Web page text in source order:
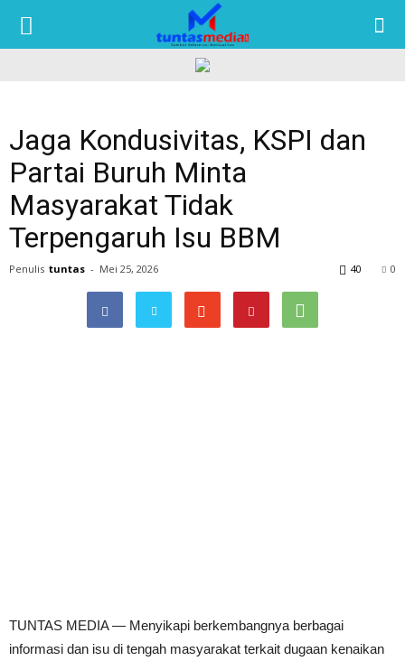
Jaga Kondusivitas, KSPI dan
Partai Buruh Minta
Masyarakat Tidak
Terpengaruh Isu BBM
Penulis tuntas - Mei 25, 2026 0
40
TUNTAS MEDIA — Menyikapi berkembangnya berbagai
informasi dan isu di tengah masyarakat terkait dugaan kenaikan